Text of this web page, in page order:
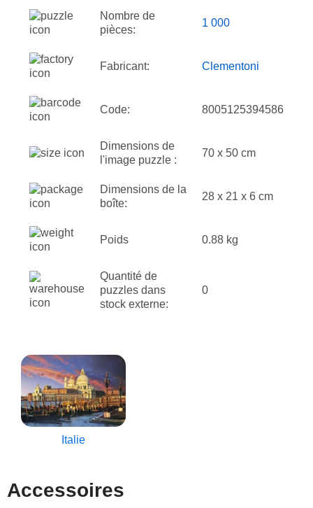
Nombre de
pièces:
1 000
Fabricant: Clementoni
Code: 8005125394586
Dimensions de
l'image puzzle :
70 x 50 cm
Dimensions de la
boîte:
28 x 21 x 6 cm
Poids 0.88 kg
Quantité de
puzzles dans
stock externe:
0
Italie
Accessoires